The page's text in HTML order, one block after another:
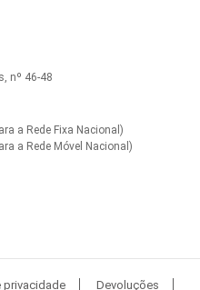
nº 46-48
a Rede Fixa Nacional)
a Rede Móvel Nacional)
privacidade Devoluções